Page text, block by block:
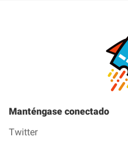
Manténgase conectado
Twitter